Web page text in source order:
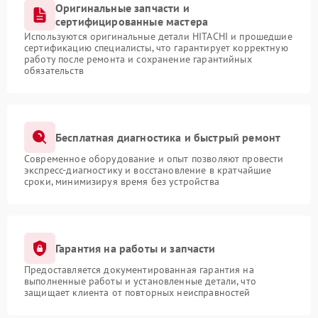
Оригинальные запчасти и
сертифицированные мастера
Используются оригинальные детали HITACHI и прошедшие
сертификацию специалисты, что гарантирует корректную
работу после ремонта и сохранение гарантийных
обязательств
Бесплатная диагностика и быстрый ремонт
Современное оборудование и опыт позволяют провести
экспресс-диагностику и восстановление в кратчайшие
сроки, минимизируя время без устройства
Гарантия на работы и запчасти
Предоставляется документированная гарантия на
выполненные работы и установленные детали, что
защищает клиента от повторных неисправностей